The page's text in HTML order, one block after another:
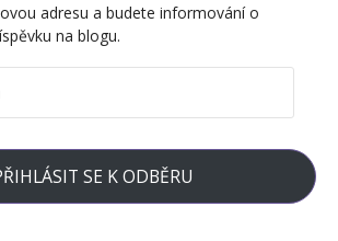
adresu a budete informování o
na blogu.
SE K ODBĚRU